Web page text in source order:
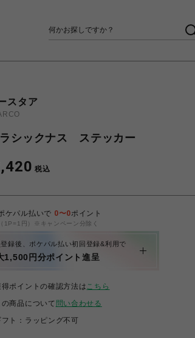
スタア
シックナス ステッカー
税込
ケパル払いで 0〜0ポイント
（1P=1円）※キャンペーン分除く
録後、ポケパル払い初回登録&利用で
1,500円分ポイント進呈
得ポイントの確認方法はこちら
の商品について 問い合わせる
フト：ラッピング不可